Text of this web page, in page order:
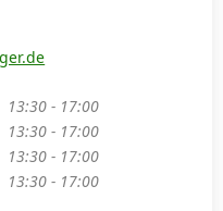
13:30 - 17:00
13:30 - 17:00
13:30 - 17:00
13:30 - 17:00